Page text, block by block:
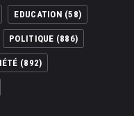
EDUCATION (58)
POLITIQUE (886)
(892)